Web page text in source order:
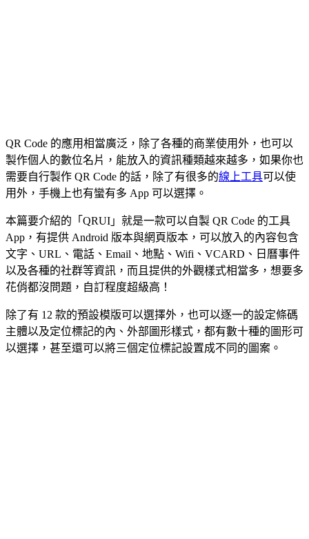
QR Code 的應用相當廣泛，除了各種的商業使用外，也可以
製作個人的數位名片，能放入的資訊種類越來越多，如果你也
需要自行製作 QR Code 的話，除了有很多的線上工具可以使
用外，手機上也有蠻有多 App 可以選擇。
本篇要介紹的「QRUI」就是一款可以自製 QR Code 的工具
App，有提供 Android 版本與網頁版本，可以放入的內容包含
文字、URL、電話、Email、地點、Wifi、VCARD、日曆事件
以及各種的社群等資訊，而且提供的外觀樣式相當多，想要多
花俏都沒問題，自訂程度超級高！
除了有 12 款的預設模版可以選擇外，也可以逐一的設定條碼
主體以及定位標記的內、外部圖形樣式，都有數十種的圖形可
以選擇，甚至還可以將三個定位標記設置成不同的圖案。